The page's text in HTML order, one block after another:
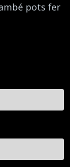
pots fer